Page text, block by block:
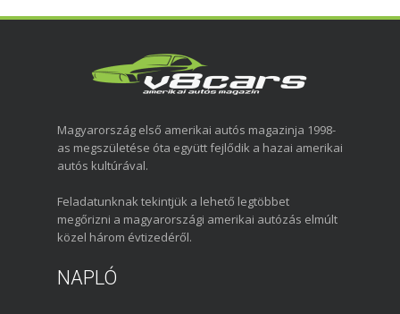
Magyarország első amerikai autós magazinja 1998-
as megszületése óta együtt fejlődik a hazai amerikai
autós kultúrával.
Feladatunknak tekintjük a lehető legtöbbet
megőrizni a magyarországi amerikai autózás elmúlt
közel három évtizedéről.
NAPLÓ